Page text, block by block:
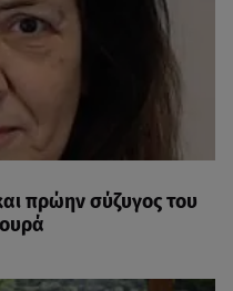
πρώην σύζυγος του